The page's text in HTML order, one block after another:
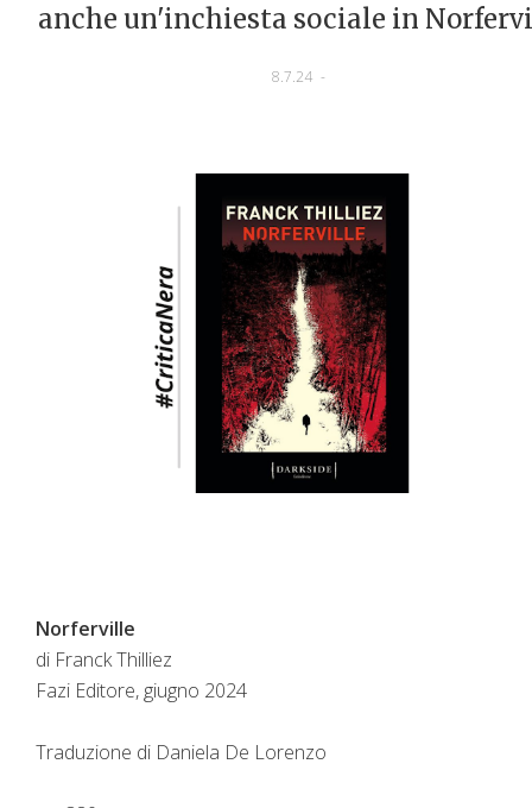
anche un'inchiesta sociale in
8.7.24 -
Norferville
di Franck Thilliez
Fazi Editore, giugno 2024
Traduzione di Daniela De Lorenzo